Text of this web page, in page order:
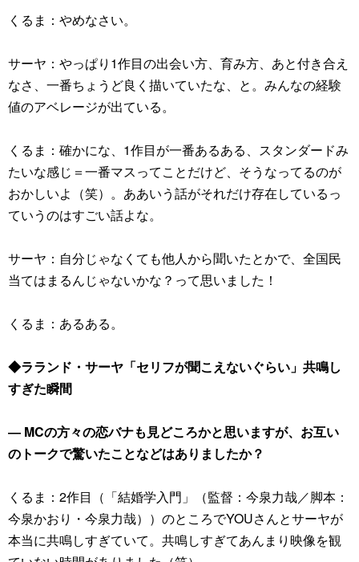
くるま：やめなさい。
サーヤ：やっぱり1作目の出会い方、育み方、あと付き合え
なさ、一番ちょうど良く描いていたな、と。みんなの経験
値のアベレージが出ている。
くるま：確かにな、1作目が一番あるある、スタンダードみ
たいな感じ＝一番マスってことだけど、そうなってるのが
おかしいよ（笑）。ああいう話がそれだけ存在しているっ
ていうのはすごい話よな。
サーヤ：自分じゃなくても他人から聞いたとかで、全国民
当てはまるんじゃないかな？って思いました！
くるま：あるある。
◆ラランド・サーヤ「セリフが聞こえないぐらい」共鳴し
すぎた瞬間
― MCの方々の恋バナも見どころかと思いますが、お互い
のトークで驚いたことなどはありましたか？
くるま：2作目（「結婚学入門」（監督：今泉力哉／脚本：
今泉かおり・今泉力哉））のところでYOUさんとサーヤが
本当に共鳴しすぎていて。共鳴しすぎてあんまり映像を観